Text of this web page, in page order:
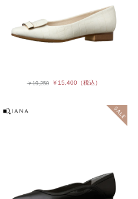
￥19,250 ￥15,400（税込）